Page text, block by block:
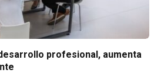
profesional, aumenta